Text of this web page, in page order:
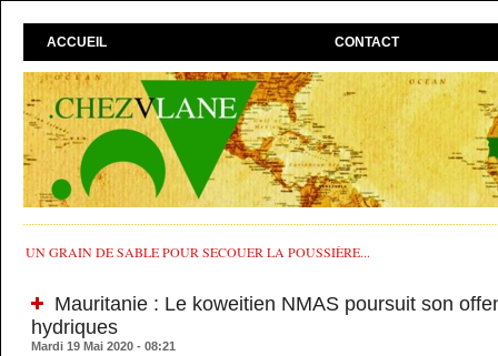
ACCUEIL CONTACT
UN GRAIN DE SABLE POUR SECOUER LA POUSSIÈRE...
Mauritanie : Le koweitien NMAS poursuit son
hydriques
Mardi 19 Mai 2020 - 08:21